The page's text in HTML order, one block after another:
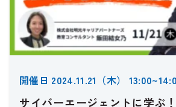
開催日 2024.11.21（木）
サイバーエージェントに学ぶ